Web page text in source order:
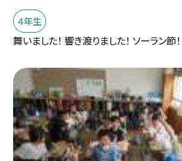
４年生
舞いました！ 響き渡りました！ ソーラン節！